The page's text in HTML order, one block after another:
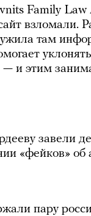
Family Law
взломали.
там
и этим
завели
«фейков» об
пару